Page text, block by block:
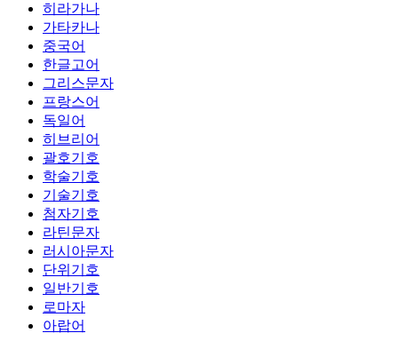
히라가나
가타카나
중국어
한글고어
그리스문자
프랑스어
독일어
히브리어
괄호기호
학술기호
기술기호
첨자기호
라틴문자
러시아문자
단위기호
일반기호
로마자
아랍어